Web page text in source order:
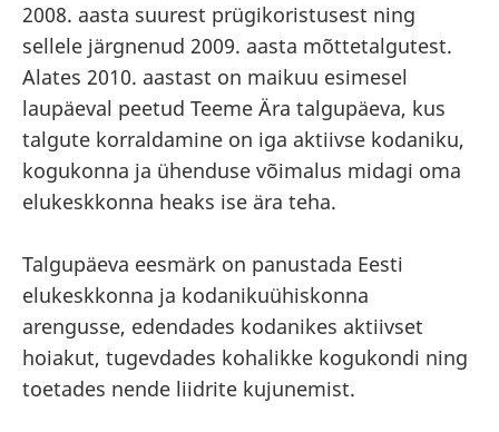
2008. aasta suurest prügikoristusest ning
sellele järgnenud 2009. aasta mõttetalgutest.
Alates 2010. aastast on maikuu esimesel
laupäeval peetud Teeme Ära talgupäeva, kus
talgute korraldamine on iga aktiivse kodaniku,
kogukonna ja ühenduse võimalus midagi oma
elukeskkonna heaks ise ära teha.
Talgupäeva eesmärk on panustada Eesti
elukeskkonna ja kodanikuühiskonna
arengusse, edendades kodanikes aktiivset
hoiakut, tugevdades kohalikke kogukondi ning
toetades nende liidrite kujunemist.